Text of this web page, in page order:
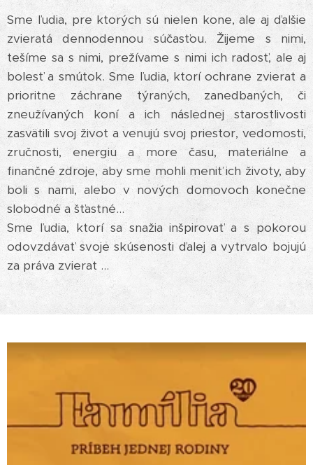
Sme ľudia, pre ktorých sú nielen kone, ale aj ďalšie
zvieratá dennodennou súčasťou. Žijeme s nimi,
tešíme sa s nimi, prežívame s nimi ich radosť, ale aj
bolesť a smútok. Sme ľudia, ktorí ochrane zvierat a
prioritne záchrane týraných, zanedbaných, či
zneužívaných koní a ich následnej starostlivosti
zasvätili svoj život a venujú svoj priestor, vedomosti,
zručnosti, energiu a more času, materiálne a
finančné zdroje, aby sme mohli meniť ich životy, aby
boli s nami, alebo v nových domovoch konečne
slobodné a šťastné...
Sme ľudia, ktorí sa snažia inšpirovať a s pokorou
odovzdávať svoje skúsenosti ďalej a vytrvalo bojujú
za práva zvierat ...